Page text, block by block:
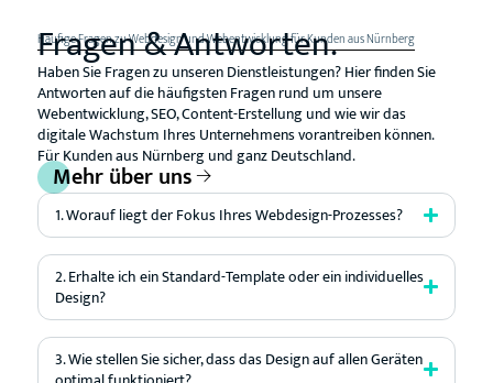
Häufige Fragen zu Webdesign und Webentwicklung für Kunden aus Nürnberg
Fragen & Antworten.
Haben Sie Fragen zu unseren Dienstleistungen? Hier finden Sie
Antworten auf die häufigsten Fragen rund um unsere
Webentwicklung, SEO, Content-Erstellung und wie wir das
digitale Wachstum Ihres Unternehmens vorantreiben können.
Für Kunden aus Nürnberg und ganz Deutschland.
Mehr über uns
1. Worauf liegt der Fokus Ihres Webdesign-Prozesses?
2. Erhalte ich ein Standard-Template oder ein individuelles
Design?
3. Wie stellen Sie sicher, dass das Design auf allen Geräten